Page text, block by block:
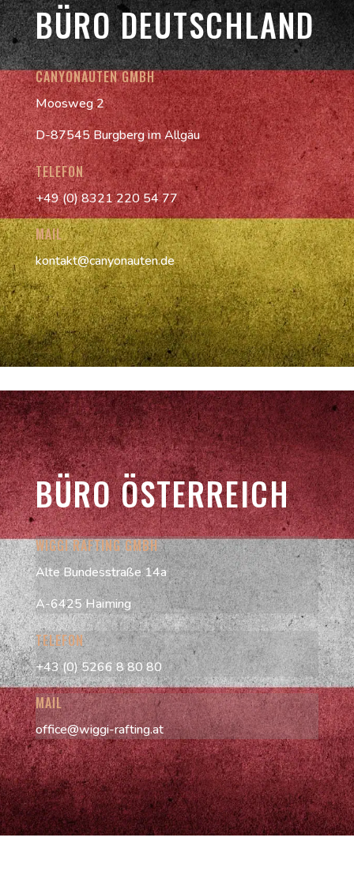
BÜRO DEUTSCHLAND
CANYONAUTEN GMBH
Moosweg 2
D-87545 Burgberg im Allgäu
TELEFON
+49 (0) 8321 220 54 77
MAIL
kontakt@canyonauten.de
BÜRO ÖSTERREICH
WIGGI RAFTING GMBH
Alte Bundesstraße 14a
A-6425 Haiming
TELEFON
+43 (0) 5266 8 80 80
MAIL
office@wiggi-rafting.at